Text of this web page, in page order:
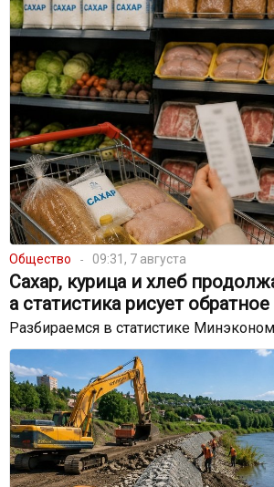
Общество 09:31, 7 августа
Сахар, курица и хлеб
а статистика рисует обратное
Разбираемся в статистике